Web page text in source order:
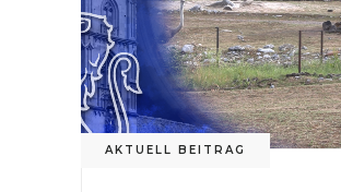
AKTUELL BEITRAG